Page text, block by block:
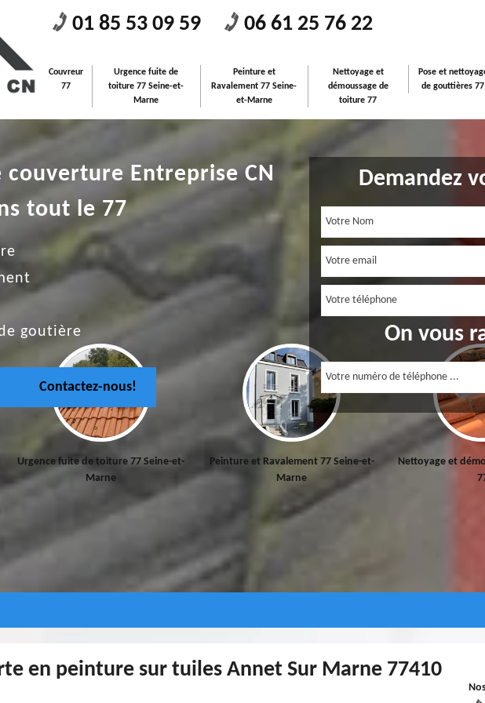
01 85 53 09 59 06 61 25 76 22
Couvreur
77
Urgence fuite de
toiture 77 Seine-et-
Marne
Peinture et
Ravalement 77 Seine-
et-Marne
Nettoyage et
démoussage de
toiture 77
Pose et
de gouttières 77
couverture Entreprise CN
tout le 77
goutière
Contactez-nous!
Demandez
On vous
Urgence fuite de toiture 77 Seine-et-
Marne
Peinture et Ravalement 77 Seine-et-
Marne
Nettoyage et
en peinture sur tuiles Annet Sur Marne 77410